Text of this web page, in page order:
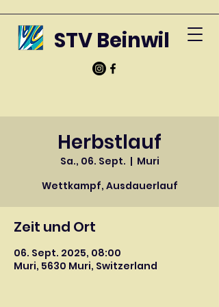
STV Beinwil
Herbstlauf
Sa., 06. Sept.
  |
Muri
Wettkampf, Ausdauerlauf
Zeit und Ort
06. Sept. 2025, 08:00
Muri, 5630 Muri, Switzerland